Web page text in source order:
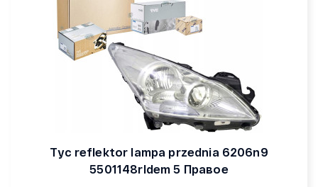
Tyc reflektor lampa przednia 6206n9
5501148rldem 5 Правое